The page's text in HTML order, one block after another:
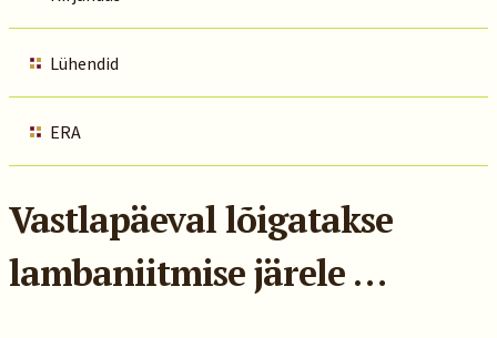
Lühendid
ERA
Vastlapäeval lõigatakse
lambaniitmise järele …